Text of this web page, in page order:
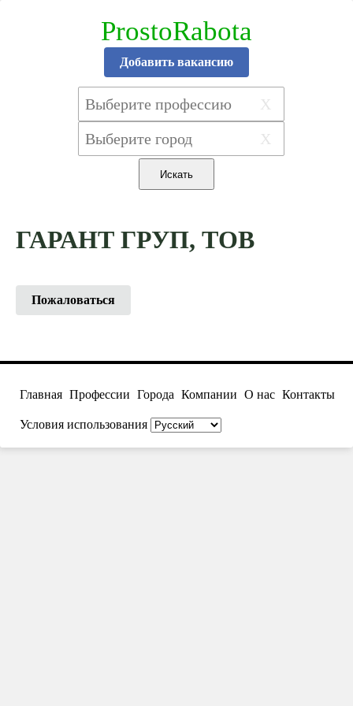
ProstoRabota
Добавить вакансию
X
X
ГАРАНТ ГРУП, ТОВ
Пожаловаться
Главная Профессии Города Компании О нас Контакты
Условия использования